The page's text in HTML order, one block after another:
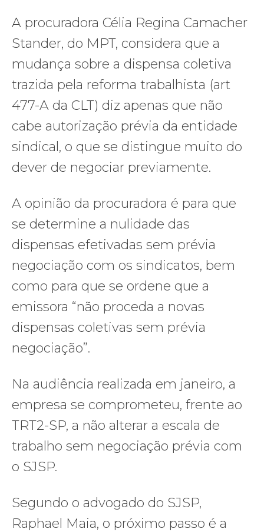
A procuradora Célia Regina Camacher
Stander, do MPT, considera que a
mudança sobre a dispensa coletiva
trazida pela reforma trabalhista (art
477-A da CLT) diz apenas que não
cabe autorização prévia da entidade
sindical, o que se distingue muito do
dever de negociar previamente.
A opinião da procuradora é para que
se determine a nulidade das
dispensas efetivadas sem prévia
negociação com os sindicatos, bem
como para que se ordene que a
emissora “não proceda a novas
dispensas coletivas sem prévia
negociação”.
Na audiência realizada em janeiro, a
empresa se comprometeu, frente ao
TRT2-SP, a não alterar a escala de
trabalho sem negociação prévia com
o SJSP.
Segundo o advogado do SJSP,
Raphael Maia, o próximo passo é a